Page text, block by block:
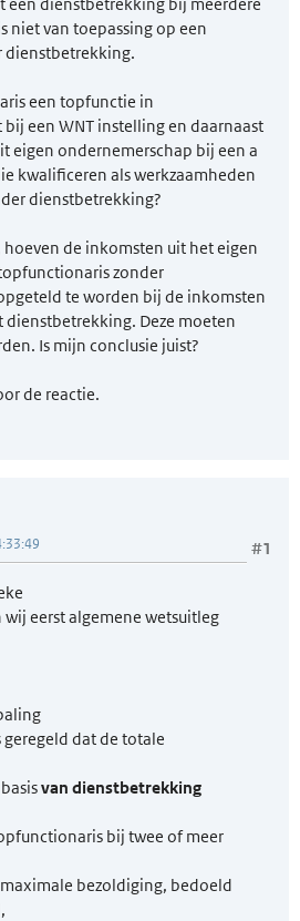
niet van toepassing op een
een topfunctie in
een WNT instelling en daarnaast
eigen ondernemerschap bij een a
kwalificeren als werkzaamheden
dienstbetrekking?
hoeven de inkomsten uit het eigen
zonder
te worden bij de inkomsten
Deze moeten
Is mijn conclusie juist?
de reactie.
#1
wij eerst algemene wetsuitleg
geregeld dat de totale
van dienstbetrekking
bij twee of meer
bezoldiging, bedoeld